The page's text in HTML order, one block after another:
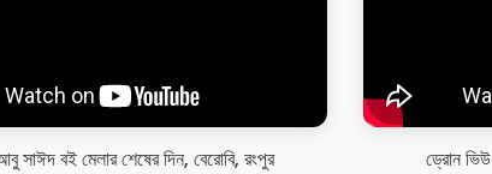
সাঈদ বই মেলার শেষের দিন, বেরোবি, রংপুর ড্রোন